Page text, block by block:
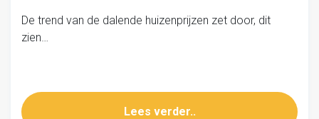
De trend van de dalende huizenprijzen zet door, dit
zien…
Lees verder..